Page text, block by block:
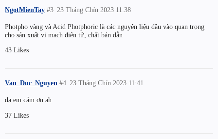
NgotMienTay 23 Tháng Chín 2023 11:38
#3
Photpho vàng và Acid Photphoric là các nguyên liệu đầu vào quan trọng
cho sản xuất vi mạch điện tử, chất bán dẫn
43 Likes
Van_Duc_Nguyen 23 Tháng Chín 2023 11:41
#4
dạ em cảm ơn ah
37 Likes